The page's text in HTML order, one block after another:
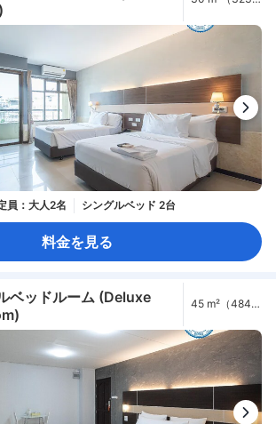
員：大人2名 シングルベッド 2台
料金を見る
ベッドルーム (Deluxe
45 m²（484